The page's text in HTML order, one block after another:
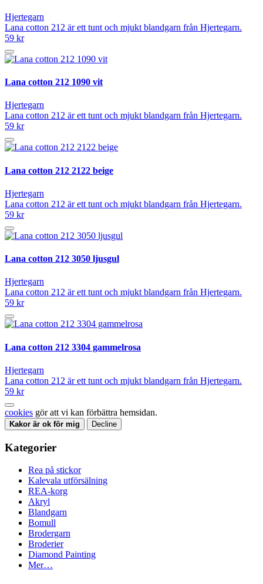
Hjertegarn
Lana cotton 212 är ett tunt och mjukt blandgarn från Hjertegarn.
59 kr
Lana cotton 212 1090 vit
Hjertegarn
Lana cotton 212 är ett tunt och mjukt blandgarn från Hjertegarn.
59 kr
Lana cotton 212 2122 beige
Hjertegarn
Lana cotton 212 är ett tunt och mjukt blandgarn från Hjertegarn.
59 kr
Lana cotton 212 3050 ljusgul
Hjertegarn
Lana cotton 212 är ett tunt och mjukt blandgarn från Hjertegarn.
59 kr
Lana cotton 212 3304 gammelrosa
Hjertegarn
Lana cotton 212 är ett tunt och mjukt blandgarn från Hjertegarn.
59 kr
cookies gör att vi kan förbättra hemsidan.
Kakor är ok för mig Decline
Kategorier
Rea på stickor
Kalevala utförsälning
REA-korg
Akryl
Blandgarn
Bomull
Brodergarn
Broderier
Diamond Painting
Mer…